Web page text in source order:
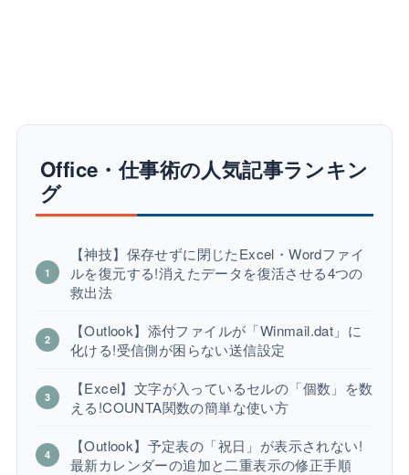
Office・仕事術の人気記事ランキン
グ
【神技】保存せずに閉じたExcel・Wordファイ
ルを復元する!消えたデータを復活させる4つの
救出法
【Outlook】添付ファイルが「Winmail.dat」に
化ける!受信側が困らない送信設定
【Excel】文字が入っているセルの「個数」を数
える!COUNTA関数の簡単な使い方
【Outlook】予定表の「祝日」が表示されない!
最新カレンダーの追加と二重表示の修正手順